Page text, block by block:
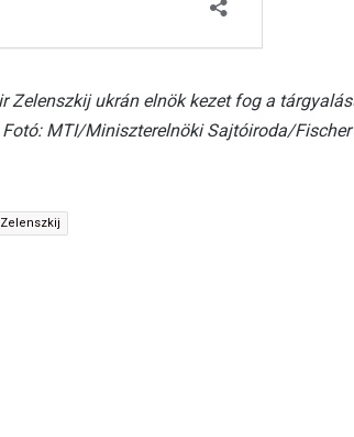
Zelenszkij ukrán elnök kezet fog a
MTI/Miniszterelnöki Sajtóiroda/